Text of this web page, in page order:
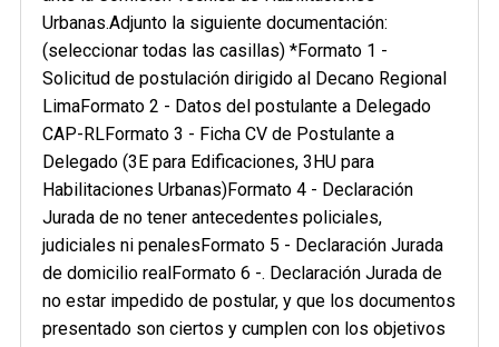
Urbanas.Adjunto la siguiente documentación:
(seleccionar todas las casillas) *Formato 1 -
Solicitud de postulación dirigido al Decano Regional
LimaFormato 2 - Datos del postulante a Delegado
CAP-RLFormato 3 - Ficha CV de Postulante a
Delegado (3E para Edificaciones, 3HU para
Habilitaciones Urbanas)Formato 4 - Declaración
Jurada de no tener antecedentes policiales,
judiciales ni penalesFormato 5 - Declaración Jurada
de domicilio realFormato 6 -. Declaración Jurada de
no estar impedido de postular, y que los documentos
presentado son ciertos y cumplen con los objetivos